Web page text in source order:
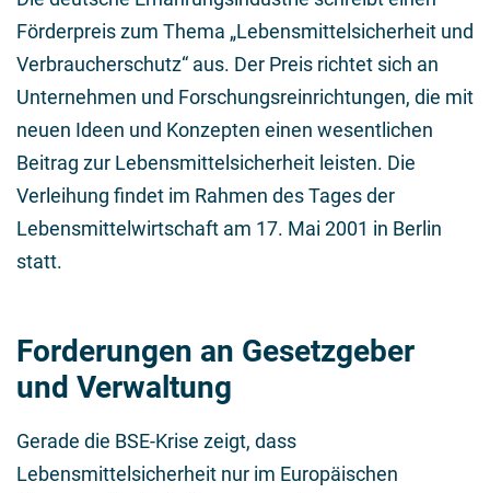
Förderpreis zum Thema „Lebensmittelsicherheit und
Verbraucherschutz“ aus. Der Preis richtet sich an
Unternehmen und Forschungsreinrichtungen, die mit
neuen Ideen und Konzepten einen wesentlichen
Beitrag zur Lebensmittelsicherheit leisten. Die
Verleihung findet im Rahmen des Tages der
Lebensmittelwirtschaft am 17. Mai 2001 in Berlin
statt.
Forderungen an Gesetzgeber
und Verwaltung
Gerade die BSE-Krise zeigt, dass
Lebensmittelsicherheit nur im Europäischen